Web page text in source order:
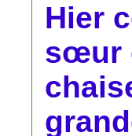
Hier
sœur